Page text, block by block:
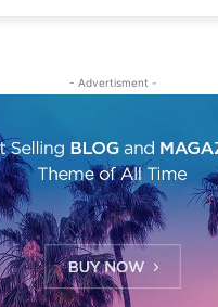
- Advertisment -